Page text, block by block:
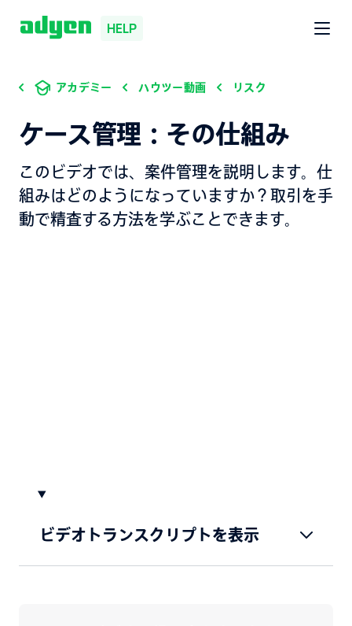
HELP
アカデミー ハウツー動画 リスク
ケース管理：その仕組み
このビデオでは、案件管理を説明します。仕
組みはどのようになっていますか？取引を手
動で精査する方法を学ぶことできます。
ビデオトランスクリプトを表示